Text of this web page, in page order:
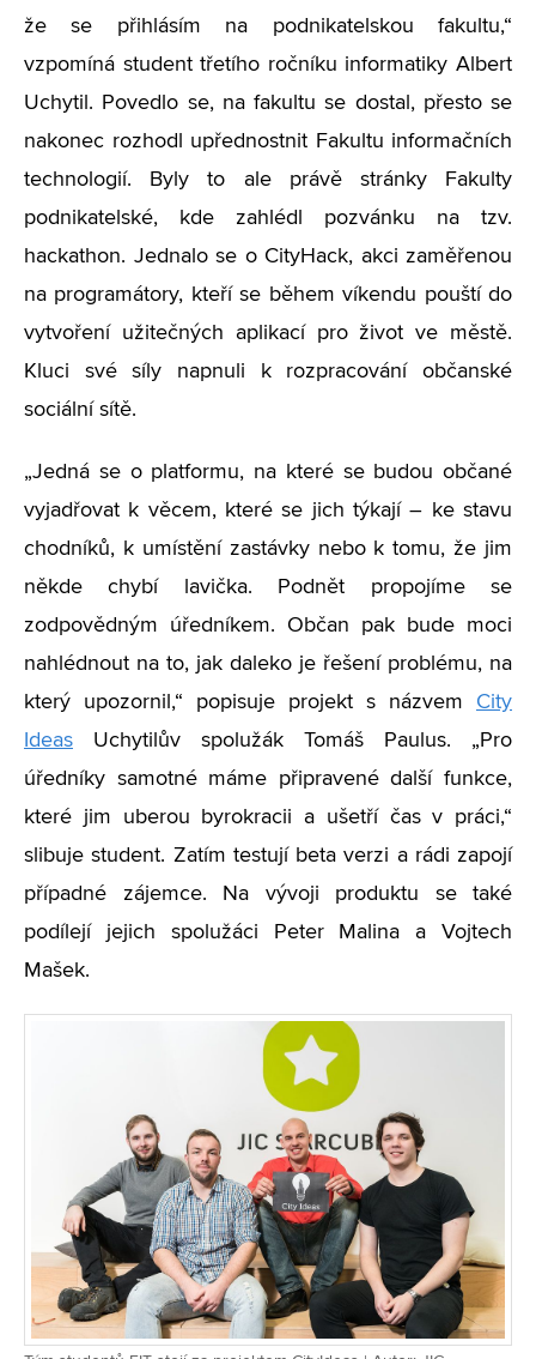
že se přihlásím na podnikatelskou fakultu,“
vzpomíná student třetího ročníku informatiky Albert
Uchytil. Povedlo se, na fakultu se dostal, přesto se
nakonec rozhodl upřednostnit Fakultu informačních
technologií. Byly to ale právě stránky Fakulty
podnikatelské, kde zahlédl pozvánku na tzv.
hackathon. Jednalo se o CityHack, akci zaměřenou
na programátory, kteří se během víkendu pouští do
vytvoření užitečných aplikací pro život ve městě.
Kluci své síly napnuli k rozpracování občanské
sociální sítě.
„Jedná se o platformu, na které se budou občané
vyjadřovat k věcem, které se jich týkají – ke stavu
chodníků, k umístění zastávky nebo k tomu, že jim
někde chybí lavička. Podnět propojíme se
zodpovědným úředníkem. Občan pak bude moci
nahlédnout na to, jak daleko je řešení problému, na
který upozornil,“ popisuje projekt s názvem City
Ideas Uchytilův spolužák Tomáš Paulus. „Pro
úředníky samotné máme připravené další funkce,
které jim uberou byrokracii a ušetří čas v práci,“
slibuje student. Zatím testují beta verzi a rádi zapojí
případné zájemce. Na vývoji produktu se také
podílejí jejich spolužáci Peter Malina a Vojtech
Mašek.